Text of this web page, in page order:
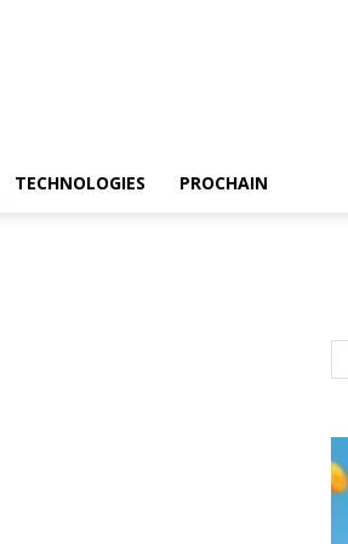
TECHNOLOGIES PROCHAIN